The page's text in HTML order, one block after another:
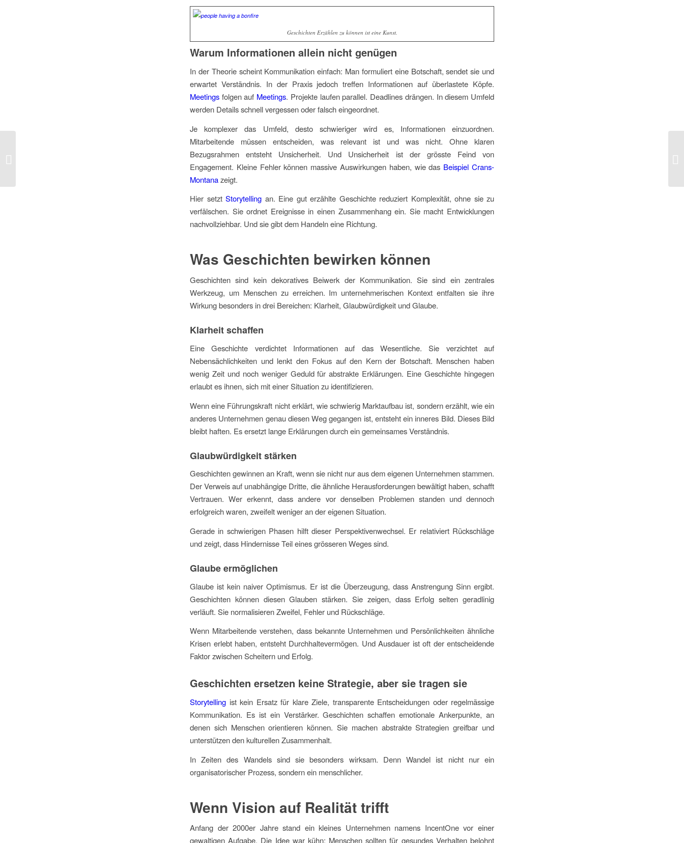
Geschichten Erzählen zu können ist eine Kunst.
Warum Informationen allein nicht genügen
In der Theorie scheint Kommunikation einfach: Man formuliert eine Botschaft, sendet sie und
erwartet Verständnis. In der Praxis jedoch treffen Informationen auf überlastete Köpfe.
Meetings folgen auf Meetings. Projekte laufen parallel. Deadlines drängen. In diesem Umfeld
werden Details schnell vergessen oder falsch eingeordnet.
Je komplexer das Umfeld, desto schwieriger wird es, Informationen einzuordnen.
Mitarbeitende müssen entscheiden, was relevant ist und was nicht. Ohne klaren
Bezugsrahmen entsteht Unsicherheit. Und Unsicherheit ist der grösste Feind von
Engagement. Kleine Fehler können massive Auswirkungen haben, wie das Beispiel Crans-
Montanazeigt.
Hier setzt Storytelling an. Eine gut erzählte Geschichte reduziert Komplexität, ohne sie zu
verfälschen. Sie ordnet Ereignisse in einen Zusammenhang ein. Sie macht Entwicklungen
nachvollziehbar. Und sie gibt dem Handeln eine Richtung.
Was Geschichten bewirken können
Geschichten sind kein dekoratives Beiwerk der Kommunikation. Sie sind ein zentrales
Werkzeug, um Menschen zu erreichen. Im unternehmerischen Kontext entfalten sie ihre
Wirkung besonders in drei Bereichen: Klarheit, Glaubwürdigkeit und Glaube.
Klarheit schaffen
Eine Geschichte verdichtet Informationen auf das Wesentliche. Sie verzichtet auf
Nebensächlichkeiten und lenkt den Fokus auf den Kern der Botschaft. Menschen haben
wenig Zeit und noch weniger Geduld für abstrakte Erklärungen. Eine Geschichte hingegen
erlaubt es ihnen, sich mit einer Situation zu identifizieren.
Wenn eine Führungskraft nicht erklärt, wie schwierig Marktaufbau ist, sondern erzählt, wie ein
anderes Unternehmen genau diesen Weg gegangen ist, entsteht ein inneres Bild. Dieses Bild
bleibt haften. Es ersetzt lange Erklärungen durch ein gemeinsames Verständnis.
Glaubwürdigkeit stärken
Geschichten gewinnen an Kraft, wenn sie nicht nur aus dem eigenen Unternehmen stammen.
Der Verweis auf unabhängige Dritte, die ähnliche Herausforderungen bewältigt haben, schafft
Vertrauen. Wer erkennt, dass andere vor denselben Problemen standen und dennoch
erfolgreich waren, zweifelt weniger an der eigenen Situation.
Gerade in schwierigen Phasen hilft dieser Perspektivenwechsel. Er relativiert Rückschläge
und zeigt, dass Hindernisse Teil eines grösseren Weges sind.
Glaube ermöglichen
Glaube ist kein naiver Optimismus. Er ist die Überzeugung, dass Anstrengung Sinn ergibt.
Geschichten können diesen Glauben stärken. Sie zeigen, dass Erfolg selten geradlinig
verläuft. Sie normalisieren Zweifel, Fehler und Rückschläge.
Wenn Mitarbeitende verstehen, dass bekannte Unternehmen und Persönlichkeiten ähnliche
Krisen erlebt haben, entsteht Durchhaltevermögen. Und Ausdauer ist oft der entscheidende
Faktor zwischen Scheitern und Erfolg.
Geschichten ersetzen keine Strategie, aber sie tragen sie
Storytelling ist kein Ersatz für klare Ziele, transparente Entscheidungen oder regelmässige
Kommunikation. Es ist ein Verstärker. Geschichten schaffen emotionale Ankerpunkte, an
denen sich Menschen orientieren können. Sie machen abstrakte Strategien greifbar und
unterstützen den kulturellen Zusammenhalt.
In Zeiten des Wandels sind sie besonders wirksam. Denn Wandel ist nicht nur ein
organisatorischer Prozess, sondern ein menschlicher.
Wenn Vision auf Realität trifft
Anfang der 2000er Jahre stand ein kleines Unternehmen namens IncentOne vor einer
gewaltigen Aufgabe. Die Idee war kühn: Menschen sollten für gesundes Verhalten belohnt